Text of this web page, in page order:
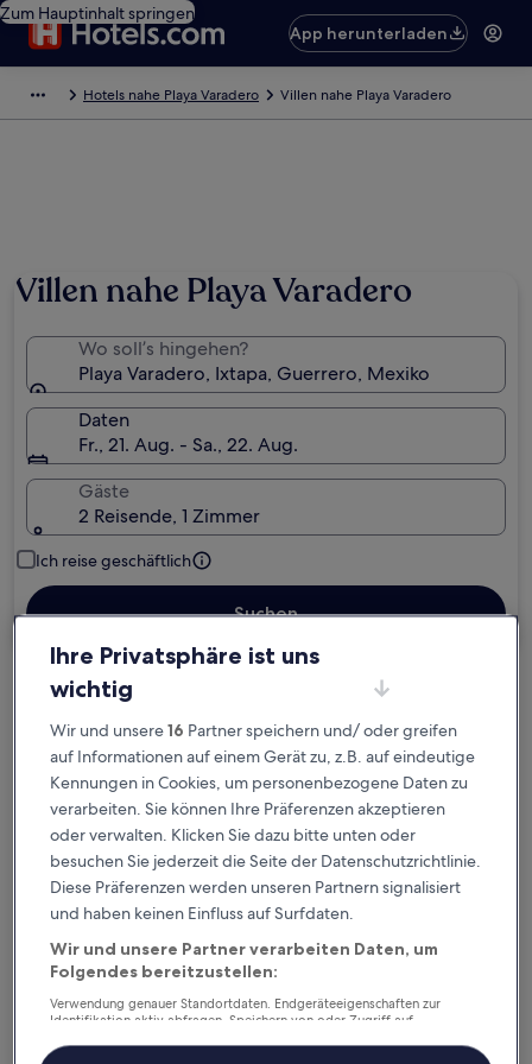
Zum Hauptinhalt springen
App herunterladen
Hotels nahe Playa Varadero Villen nahe Playa Varadero
Villen nahe Playa Varadero
Wo soll’s hingehen?
Playa Varadero, Ixtapa, Guerrero, Mexiko
Daten
Fr., 21. Aug. - Sa., 22. Aug.
Gäste
2 Reisende, 1 Zimmer
Ich reise geschäftlich
Suchen
Kostenlose Stornierung bei
Planänderungen
Verdiene Prämien für jede
wahrgenommene Übernachtung
Mehr sparen mit Preisen für Mitglieder
Überprüfe die Preise für diese Daten
Ihre Privatsphäre ist uns
wichtig
Wir und unsere16 Partner speichern und/ oder greifen
auf Informationen auf einem Gerät zu, z.B. auf eindeutige
Kennungen in Cookies, um personenbezogene Daten zu
verarbeiten. Sie können Ihre Präferenzen akzeptieren
oder verwalten. Klicken Sie dazu bitte unten oder
besuchen Sie jederzeit die Seite der Datenschutzrichtlinie.
Diese Präferenzen werden unseren Partnern signalisiert
und haben keinen Einfluss auf Surfdaten.
Wir und unsere Partner verarbeiten Daten, um
Folgendes bereitzustellen:
Verwendung genauer Standortdaten. Endgeräteeigenschaften zur
Identifikation aktiv abfragen. Speichern von oder Zugriff auf
Inhalte, Messung von Werbeleistung und der Performance von Inhalten,